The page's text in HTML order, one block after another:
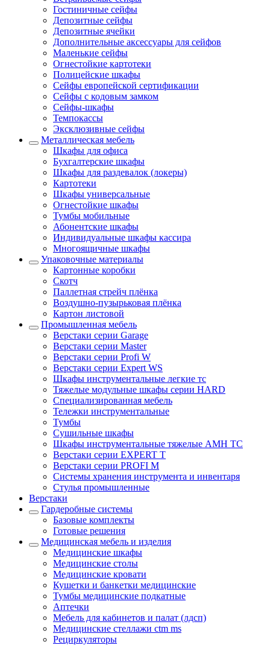
Гостиничные сейфы
Депозитные сейфы
Депозитные ячейки
Дополнительные аксессуары для сейфов
Маленькие сейфы
Огнестойкие картотеки
Полицейские шкафы
Сейфы европейской сертификации
Сейфы с кодовым замком
Сейфы-шкафы
Темпокассы
Эксклюзивные сейфы
Металлическая мебель
Шкафы для офиса
Бухгалтерские шкафы
Шкафы для раздевалок (локеры)
Картотеки
Шкафы универсальные
Огнестойкие шкафы
Тумбы мобильные
Абонентские шкафы
Индивидуальные шкафы кассира
Многоящичные шкафы
Упаковочные материалы
Картонные коробки
Скотч
Паллетная стрейч плёнка
Воздушно-пузырьковая плёнка
Картон листовой
Промышленная мебель
Верстаки серии Garage
Верстаки серии Master
Верстаки серии Profi W
Верстаки серии Expert WS
Шкафы инструментальные легкие тс
Тяжелые модульные шкафы серии HARD
Cпециализированная мебель
Тележки инструментальные
Тумбы
Cушильные шкафы
Шкафы инструментальные тяжелые AMH TC
Верстаки серии EXPERT T
Верстаки серии PROFI M
Системы хранения инструмента и инвентаря
Стулья промышленные
Верстаки
Гардеробные системы
Базовые комплекты
Готовые решения
Медицинская мебель и изделия
Медицинские шкафы
Медицинские столы
Медицинские кровати
Кушетки и банкетки медицинские
Тумбы медицинские подкатные
Аптечки
Мебель для кабинетов и палат (лдсп)
Медицинские стеллажи ctm ms
Рециркуляторы